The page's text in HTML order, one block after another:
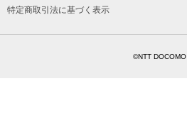
特定商取引法に基づく表示
©NTT DOCOMO